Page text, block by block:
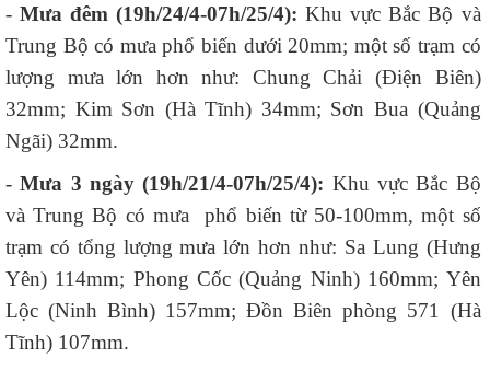
- Mưa đêm (19h/24/4-07h/25/4): Khu vực Bắc Bộ và
Trung Bộ có mưa phổ biến dưới 20mm; một số trạm có
lượng mưa lớn hơn như: Chung Chải (Điện Biên)
32mm; Kim Sơn (Hà Tĩnh) 34mm; Sơn Bua (Quảng
Ngãi) 32mm.
- Mưa 3 ngày (19h/21/4-07h/25/4): Khu vực Bắc Bộ
và Trung Bộ có mưa phổ biến từ 50-100mm, một số
trạm có tổng lượng mưa lớn hơn như: Sa Lung (Hưng
Yên) 114mm; Phong Cốc (Quảng Ninh) 160mm; Yên
Lộc (Ninh Bình) 157mm; Đồn Biên phòng 571 (Hà
Tĩnh) 107mm.